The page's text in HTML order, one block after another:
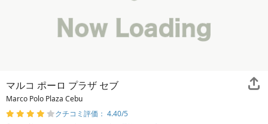
マルコ ポーロ プラザ セブ
Marco Polo Plaza Cebu
クチコミ評価： 4.40/5